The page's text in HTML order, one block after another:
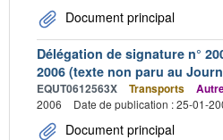
Document principal
Délégation de signature n°
2006 (texte non paru au
EQUT0612563X Transports
2006
Date de publication : 25-01-
Document principal